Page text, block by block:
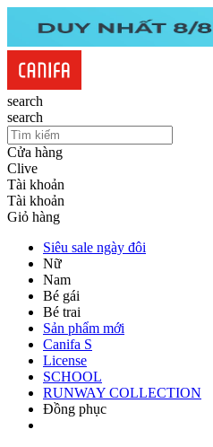
search
search
Cửa hàng
Clive
Tài khoản
Tài khoản
Giỏ hàng
Siêu sale ngày đôi
Nữ
Nam
Bé gái
Bé trai
Sản phẩm mới
Canifa S
License
SCHOOL
RUNWAY COLLECTION
Đồng phục